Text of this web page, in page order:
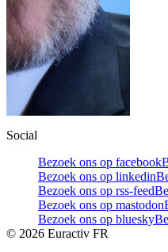
Social
Bezoek ons op facebook
Bezoek ons op linkedin
Bezoek ons op rss-feed
Bezoek ons op mastodon
Bezoek ons op bluesky
© 2026 Euractiv FR